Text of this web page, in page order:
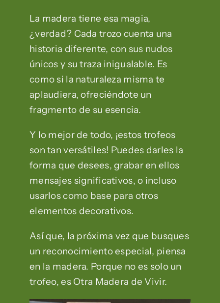
La madera tiene esa magia,
¿verdad? Cada trozo cuenta una
historia diferente, con sus nudos
únicos y su traza inigualable. Es
como si la naturaleza misma te
aplaudiera, ofreciéndote un
fragmento de su esencia.
Y lo mejor de todo, ¡estos trofeos
son tan versátiles! Puedes darles la
forma que desees, grabar en ellos
mensajes significativos, o incluso
usarlos como base para otros
elementos decorativos.
Así que, la próxima vez que busques
un reconocimiento especial, piensa
en la madera. Porque no es solo un
trofeo, es Otra Madera de Vivir.